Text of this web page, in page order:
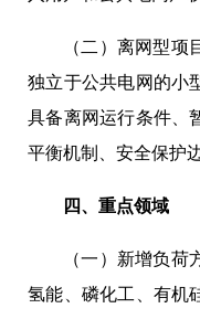
（二）离网型
独立于公共电网的小
具备离网运行条件、
平衡机制、安全保护
四、重点领域
（一）新增负
氢能、磷化工、有机